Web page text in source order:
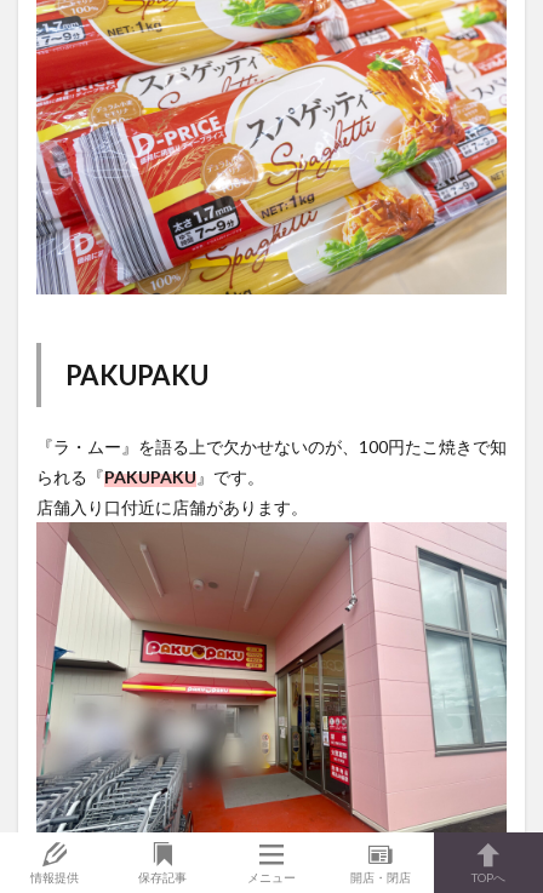
PAKUPAKU
『ラ・ムー』を語る上で欠かせないのが、100円たこ焼きで知
られる『PAKUPAKU』です。
店舗入り口付近に店舗があります。
情報提供 保存記事 メニュー 開店・閉店 TOPへ